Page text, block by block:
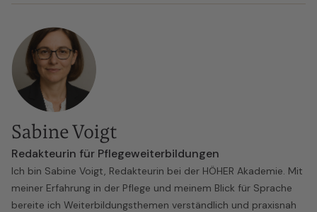
Sabine Voigt
Redakteurin für Pflegeweiterbildungen
Ich bin Sabine Voigt, Redakteurin bei der HÖHER Akademie. Mit
meiner Erfahrung in der Pflege und meinem Blick für Sprache
bereite ich Weiterbildungsthemen verständlich und praxisnah